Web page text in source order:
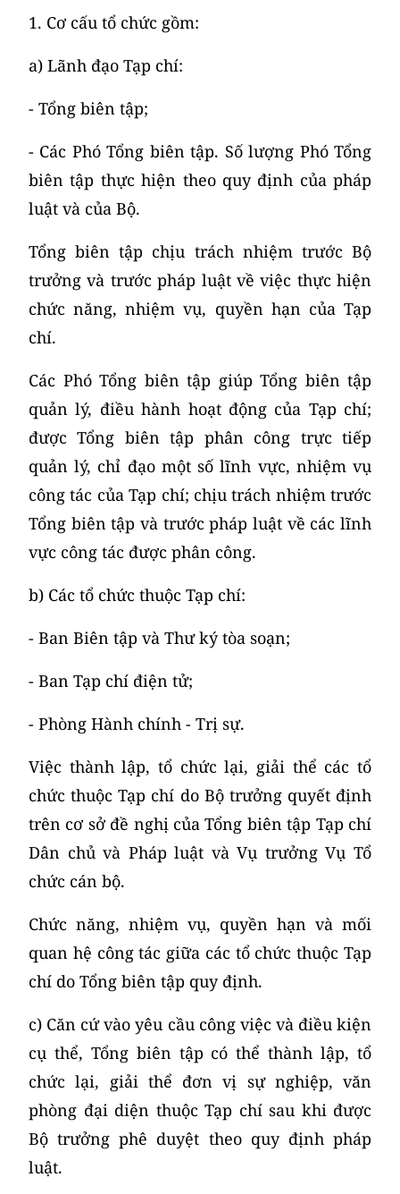
1. Cơ cấu tổ chức gồm:
a) Lãnh đạo Tạp chí:
- Tổng biên tập;
- Các Phó Tổng biên tập. Số lượng Phó Tổng
biên tập thực hiện theo quy định của pháp
luật và của Bộ.
Tổng biên tập chịu trách nhiệm trước Bộ
trưởng và trước pháp luật về việc thực hiện
chức năng, nhiệm vụ, quyền hạn của Tạp
chí.
Các Phó Tổng biên tập giúp Tổng biên tập
quản lý, điều hành hoạt động của Tạp chí;
được Tổng biên tập phân công trực tiếp
quản lý, chỉ đạo một số lĩnh vực, nhiệm vụ
công tác của Tạp chí; chịu trách nhiệm trước
Tổng biên tập và trước pháp luật về các lĩnh
vực công tác được phân công.
b) Các tổ chức thuộc Tạp chí:
- Ban Biên tập và Thư ký tòa soạn;
- Ban Tạp chí điện tử;
- Phòng Hành chính - Trị sự.
Việc thành lập, tổ chức lại, giải thể các tổ
chức thuộc Tạp chí do Bộ trưởng quyết định
trên cơ sở đề nghị của Tổng biên tập Tạp chí
Dân chủ và Pháp luật và Vụ trưởng Vụ Tổ
chức cán bộ.
Chức năng, nhiệm vụ, quyền hạn và mối
quan hệ công tác giữa các tổ chức thuộc Tạp
chí do Tổng biên tập quy định.
c) Căn cứ vào yêu cầu công việc và điều kiện
cụ thể, Tổng biên tập có thể thành lập, tổ
chức lại, giải thể đơn vị sự nghiệp, văn
phòng đại diện thuộc Tạp chí sau khi được
Bộ trưởng phê duyệt theo quy định pháp
luật.